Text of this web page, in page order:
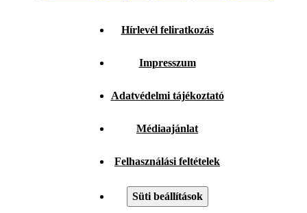
Hírlevél feliratkozás
Impresszum
Adatvédelmi tájékoztató
Médiaajánlat
Felhasználási feltételek
Süti beállítások